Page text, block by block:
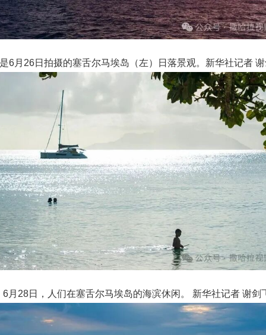
6月26日拍摄的塞舌尔马埃岛（左）日落景观。新华社记者
6月28日，人们在塞舌尔马埃岛的海滨休闲。 新华社记者 谢剑